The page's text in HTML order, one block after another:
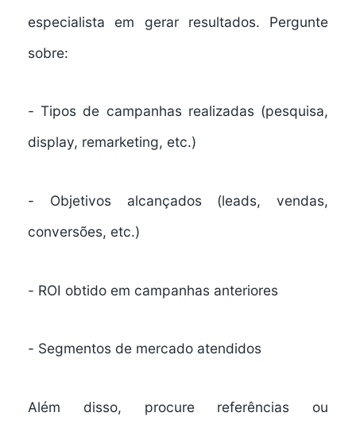
especialista em gerar resultados. Pergunte
sobre:
- Tipos de campanhas realizadas (pesquisa,
display, remarketing, etc.)
- Objetivos alcançados(leads, vendas,
conversões, etc.)
- ROI obtidoem campanhas anteriores
- Segmentos de mercado atendidos
Além disso, procure referências ou